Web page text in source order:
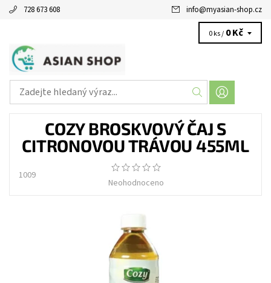
728 673 608 info@myasian-shop.cz
0 ks / 0 Kč
COZY BROSKVOVÝ ČAJ S
CITRONOVOU TRÁVOU 455ML
1009
Neohodnoceno